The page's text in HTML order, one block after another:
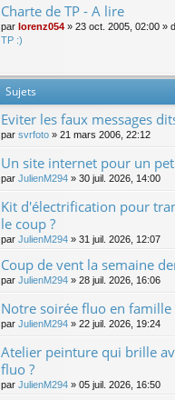
Charte de TP - A lire
par lorenz054 » 23 oct. 2005, 02:00 »
TP :)
Sujets
Eviter les faux messages
par svrfoto » 21 mars 2006, 22:12
Un site internet pour un
par JulienM294 » 30 juil. 2026, 14:00
Kit d'électrification pour
le coup ?
par JulienM294 » 31 juil. 2026, 12:07
Coup de vent la semaine
par JulienM294 » 28 juil. 2026, 16:06
Notre soirée fluo en famille
par JulienM294 » 22 juil. 2026, 19:24
Atelier peinture qui brille
fluo ?
par JulienM294 » 05 juil. 2026, 16:50